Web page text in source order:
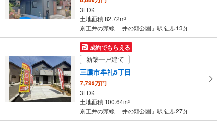
・
条
イ
ペ
ー
ジ
に
存
3LDK
土地面積 82.72m2
京王井の頭線 「井の頭公園」駅 徒歩13分
成約でもらえる
新築一戸建て
三鷹市牟礼5丁目
7,799万円
3LDK
土地面積 100.64m2
京王井の頭線 「井の頭公園」駅 徒歩27分